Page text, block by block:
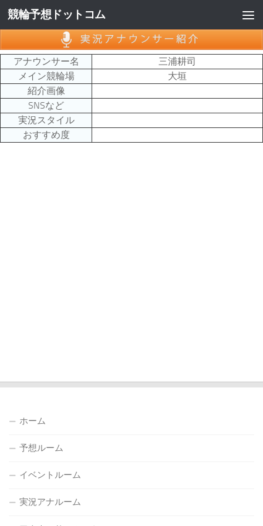
コンテンツへスキップ
競輪予想ドットコム
アナウンサー名
三浦耕司
メイン競輪場
大垣
紹介画像
SNSなど
実況スタイル
おすすめ度
ホーム
予想ルーム
イベントルーム
実況アナルーム